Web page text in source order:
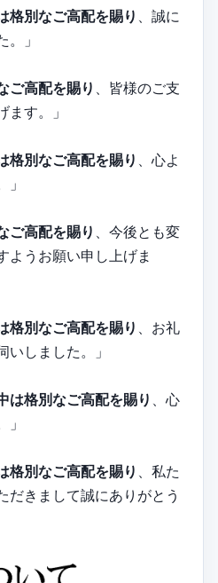
格別なご高配を賜り
、誠に
」
ご高配を賜り
、皆様のご支
す。」
格別なご高配を賜り
、心よ
ご高配を賜り
、今後とも変
ようお願い申し上げま
格別なご高配を賜り
、お礼
いしました。」
は格別なご高配を賜り
、心
格別なご高配を賜り
、私た
だきまして誠にありがとう